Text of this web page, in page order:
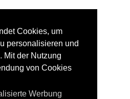
Cookies, um
personalisieren und
Mit der Nutzung
von Cookies
Werbung